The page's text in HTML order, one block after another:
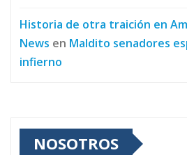
Historia de otra traición en
News en Maldito senadores
infierno
NOSOTROS